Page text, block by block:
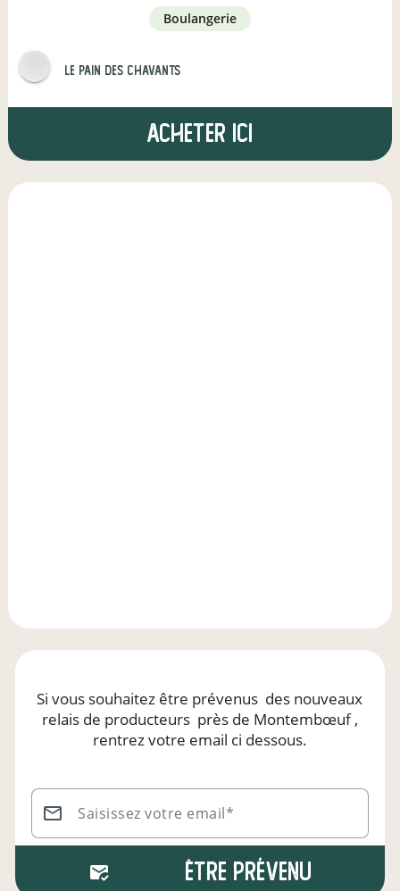
boulangerie
Le pain des Chavants
Acheter ici
Si vous souhaitez être prévenus des nouveaux
relais de producteurs près de Montembœuf,
rentrez votre email ci dessous.
Saisissez votre email*
Être prévenu